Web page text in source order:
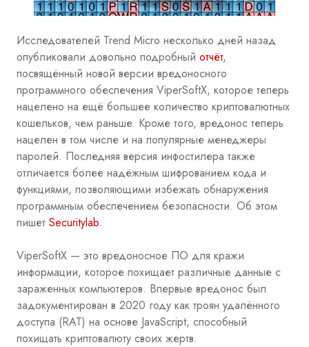
Исследователей Trend Micro несколько дней назад
опубликовали довольно подробный отчёт,
посвящённый новой версии вредоносного
программного обеспечения ViperSoftX, которое теперь
нацелено на ещё большее количество криптовалютных
кошельков, чем раньше. Кроме того, вредонос теперь
нацелен в том числе и на популярные менеджеры
паролей. Последняя версия инфостилера также
отличается более надёжным шифрованием кода и
функциями, позволяющими избежать обнаружения
программным обеспечением безопасности. Об этом
пишет Securitylab.
ViperSoftX — это вредоносное ПО для кражи
информации, которое похищает различные данные с
зараженных компьютеров. Впервые вредонос был
задокументирован в 2020 году как троян удалённого
доступа (RAT) на основе JavaScript, способный
похищать криптовалюту своих жертв.